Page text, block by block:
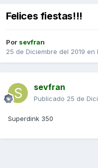
Felices fiestas!!!
Por sevfran
25 de Diciembre del 2019 en
sevfran
Publicado 25 de
Superdink 350